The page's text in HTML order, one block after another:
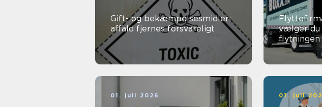
Gift- og bekæmpelsesmidler:
affald fjernes forsvareligt
Flyttefirma
vælger
flytningen
01. juli 2026 01. juli